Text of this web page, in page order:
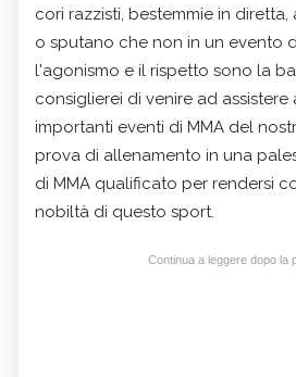
cori razzisti, bestemmie in
o sputano che non in un evento
l'agonismo e il rispetto sono la
consiglierei di venire ad
importanti eventi di MMA del
prova di allenamento in una
di MMA qualificato per rendersi
nobiltà di questo sport.
Continua a leggere dopo la